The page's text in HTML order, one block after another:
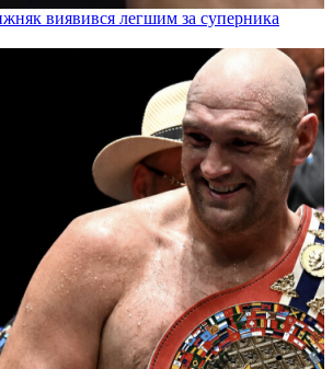
виявився легшим за суперника